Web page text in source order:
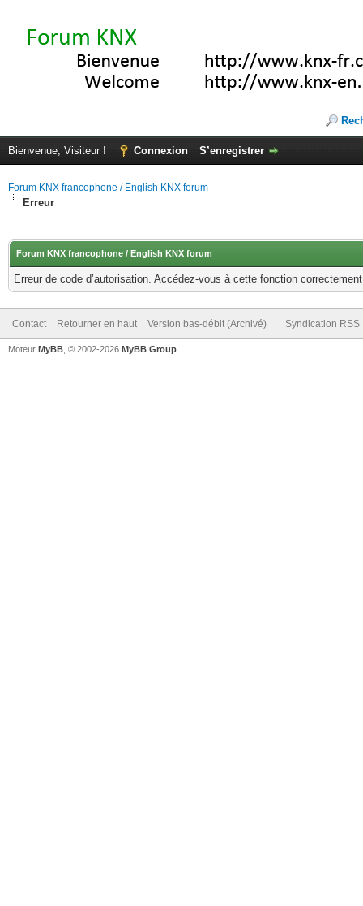
Bienvenue, Visiteur ! Connexion S’enregistrer
Forum KNX francophone / English KNX forum
Erreur
Forum KNX francophone / English KNX forum
Erreur de code d’autorisation. Accédez-vous à cette fonction
Contact Retourner en haut Version bas-débit (Archivé) Syndication RSS
Moteur MyBB , © 2002-2026 MyBB Group